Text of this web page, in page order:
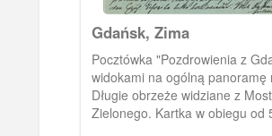
Gdańsk, Zima
Pocztówka "Pozdrowienia z
widokami na ogólną panoramę
Długie obrzeże widziane z
Zielonego. Kartka w obiegu od